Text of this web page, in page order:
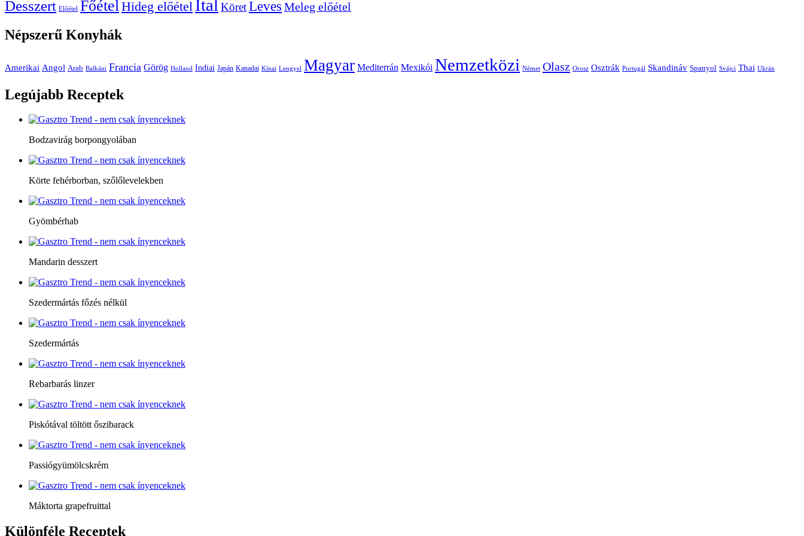
Desszert Előétel Főétel Hideg előétel Ital KöretLeves Meleg előétel
Népszerű Konyhák
Amerikai Angol Arab Balkáni Francia Görög Holland Indiai Japán Kanadai Kínai Lengyel Magyar Mediterrán Mexikói Nemzetközi Német Olasz Orosz Osztrák Portugál Skandináv Spanyol Svájci Thai Ukrán
Legújabb Receptek
Bodzavirág borpongyolában
Körte fehérborban, szőlőlevelekben
Gyömbérhab
Mandarin desszert
Szedermártás főzés nélkül
Szedermártás
Rebarbarás linzer
Piskótával töltött őszibarack
Passiógyümölcskrém
Máktorta grapefruittal
Különféle Receptek